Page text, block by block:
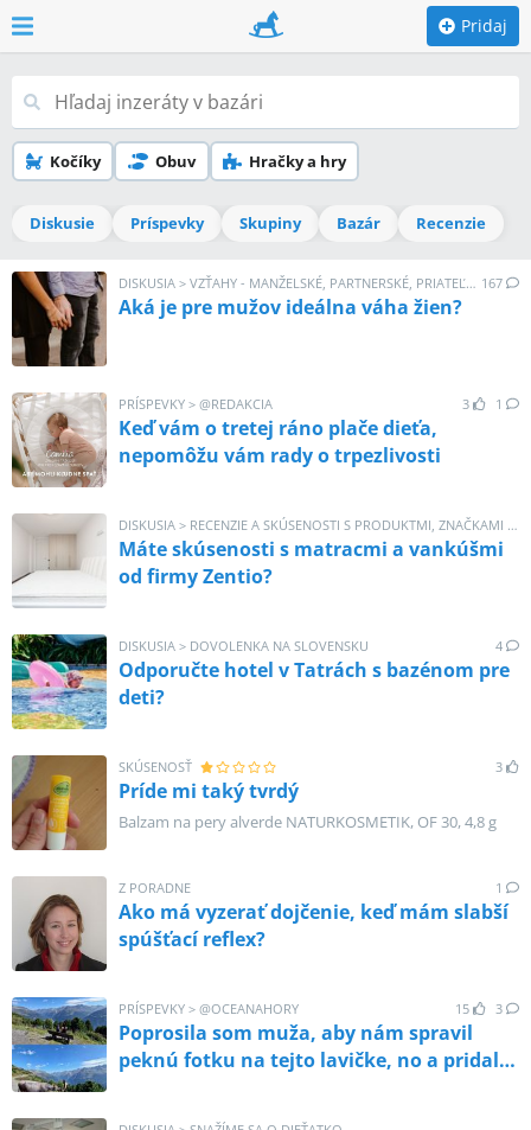
Pridaj
Kočíky Obuv Hračky a hry
Diskusie Príspevky Skupiny Bazár Recenzie
DISKUSIA > VZŤAHY - MANŽELSKÉ, PARTNERSKÉ, PRIATEĽSKÉ 167
Aká je pre mužov ideálna váha žien?
PRÍSPEVKY > @REDAKCIA 3 1
Keď vám o tretej ráno plače dieťa,
nepomôžu vám rady o trpezlivosti
DISKUSIA > RECENZIE A SKÚSENOSTI S PRODUKTMI, ZNAČKAMI A SLUŽBAMI
Máte skúsenosti s matracmi a vankúšmi
od firmy Zentio?
DISKUSIA > DOVOLENKA NA SLOVENSKU 4
Odporučte hotel v Tatrách s bazénom pre
deti?
SKÚSENOSŤ 3
Príde mi taký tvrdý
Balzam na pery alverde NATURKOSMETIK, OF 30, 4,8 g
Z PORADNE 1
Ako má vyzerať dojčenie, keď mám slabší
spúšťací reflex?
PRÍSPEVKY > @OCEANAHORY 15 3
Poprosila som muža, aby nám spravil
peknú fotku na tejto lavičke, no a pridala